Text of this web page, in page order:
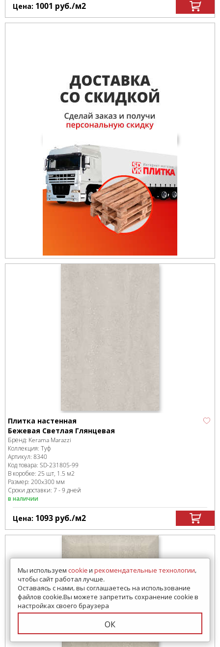
Цена: 1001 руб./м2
Плитка настенная
Бежевая Светлая Глянцевая
Бренд: Kerama Marazzi
Коллекция: Туф
Артикул: 8340
Код товара: SD-231805-99
В коробке: 25 шт, 1.5 м2
Размер: 200x300 мм
Сроки доставки: 7 - 9 дней
в наличии
Цена: 1093 руб./м2
Мы используем cookieи рекомендательные технологии,
чтобы сайт работал лучше.
Оставаясь с нами, вы соглашаетесь на использование
файлов cookie.Вы можете запретить сохранение cookie в
настройках своего браузера
ОК